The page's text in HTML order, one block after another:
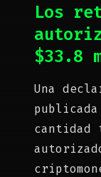
Los
$33.8
Una